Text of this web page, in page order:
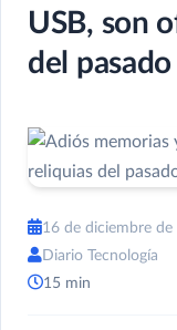
USB, son
del pasado
16 de diciembre
Diario Tecnología
15 min